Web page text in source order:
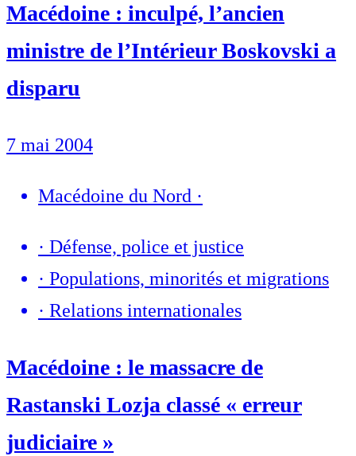
Macédoine : inculpé, l’ancien
ministre de l’Intérieur Boskovski a
disparu
7 mai 2004
Macédoine du Nord ·
· Défense, police et justice
· Populations, minorités et migrations
· Relations internationales
Macédoine : le massacre de
Rastanski Lozja classé « erreur
judiciaire »